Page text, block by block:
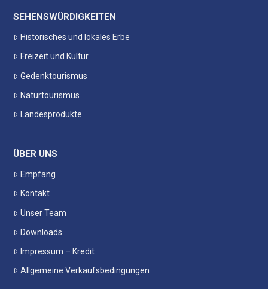
SEHENSWÜRDIGKEITEN
Historisches und lokales Erbe
Freizeit und Kultur
Gedenktourismus
Naturtourismus
Landesprodukte
ÜBER UNS
Empfang
Kontakt
Unser Team
Downloads
Impressum – Kredit
Allgemeine Verkaufsbedingungen